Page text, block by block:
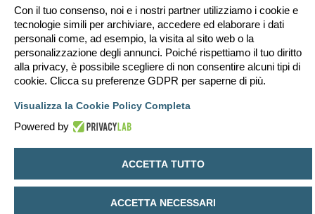
Cancella cookie
Contattaci
Creato daphpBB® Forum Software © phpBB Limited
Traduzione ItalianaphpBB-Italia.it
Con il tuo consenso, noi e i nostri partner utilizziamo i cookie e
tecnologie simili per archiviare, accedere ed elaborare i dati
personali come, ad esempio, la visita al sito web o la
personalizzazione degli annunci. Poiché rispettiamo il tuo diritto
alla privacy, è possibile scegliere di non consentire alcuni tipi di
cookie. Clicca su preferenze GDPR per saperne di più.
Visualizza la Cookie Policy Completa
Powered by
ACCETTA TUTTO
ACCETTA NECESSARI